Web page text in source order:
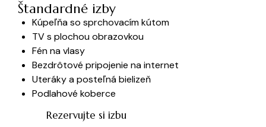
Štandardné izby
Kúpeľňa so sprchovacím kútom
TV s plochou obrazovkou
Fén na vlasy
Bezdrôtové pripojenie na internet
Uteráky a posteľná bielizeň
Podlahové koberce
Rezervujte si izbu